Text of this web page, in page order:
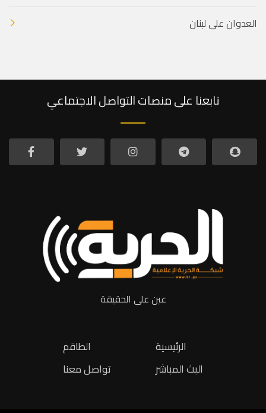
العدوان على لبنان
تابعنا على منصات التواصل الاجتماعي
عين على الحقيقة
الطاقم
تواصل معنا
الرئيسية
البث المباشر